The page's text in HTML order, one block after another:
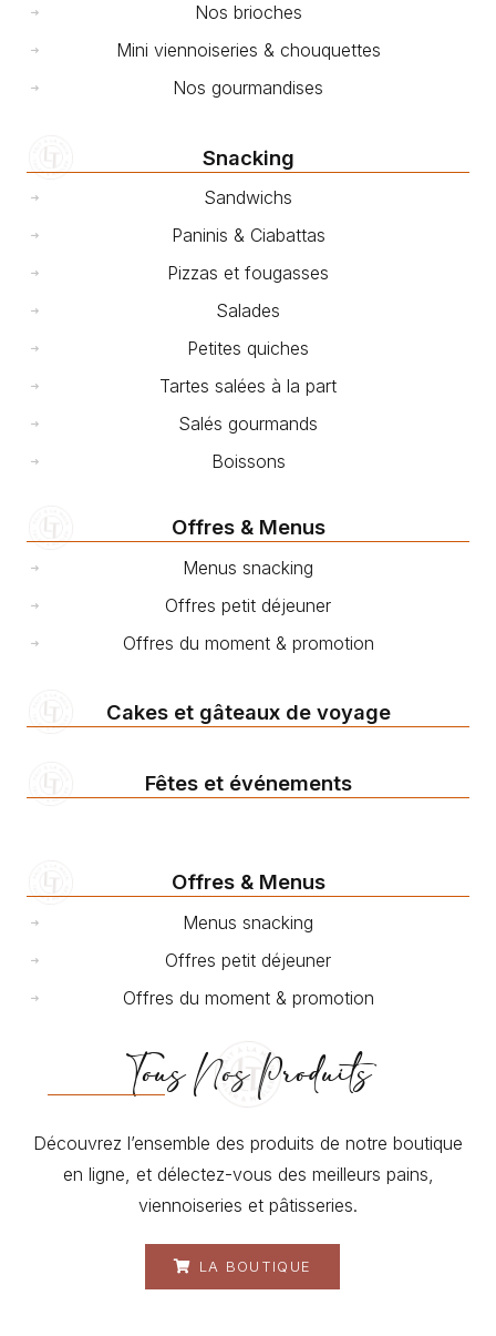
Nos brioches
Mini viennoiseries & chouquettes
Nos gourmandises
Snacking
Sandwichs
Paninis & Ciabattas
Pizzas et fougasses
Salades
Petites quiches
Tartes salées à la part
Salés gourmands
Boissons
Offres & Menus
Menus snacking
Offres petit déjeuner
Offres du moment & promotion
Cakes et gâteaux de voyage
Fêtes et événements
Offres & Menus
Menus snacking
Offres petit déjeuner
Offres du moment & promotion
Tous Nos Produits
Découvrez l’ensemble des produits de notre boutique
en ligne, et délectez-vous des meilleurs pains,
viennoiseries et pâtisseries.
LA BOUTIQUE